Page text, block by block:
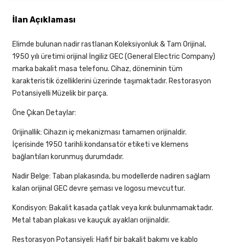
İlan Açıklaması
Elimde bulunan nadir rastlanan Koleksiyonluk & Tam Orijinal,
1950 yılı üretimi orijinal İngiliz GEC (General Electric Company)
marka bakalit masa telefonu. Cihaz, döneminin tüm
karakteristik özelliklerini üzerinde taşımaktadır. Restorasyon
Potansiyelli Müzelik bir parça.
Öne Çıkan Detaylar:
Orijinallik: Cihazın iç mekanizması tamamen orijinaldir.
İçerisinde 1950 tarihli kondansatör etiketi ve klemens
bağlantıları korunmuş durumdadır.
Nadir Belge: Taban plakasında, bu modellerde nadiren sağlam
kalan orijinal GEC devre şeması ve logosu mevcuttur.
Kondisyon: Bakalit kasada çatlak veya kırık bulunmamaktadır.
Metal taban plakası ve kauçuk ayakları orijinaldir.
Restorasyon Potansiyeli: Hafif bir bakalit bakımı ve kablo